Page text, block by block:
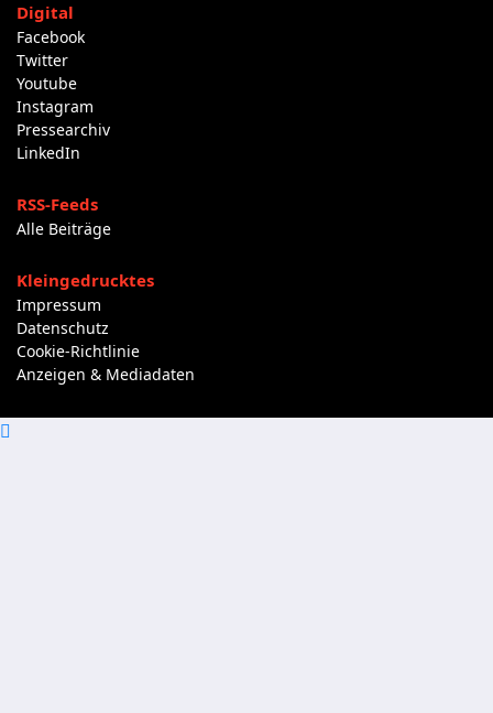
Digital
Facebook
Twitter
Youtube
Instagram
Pressearchiv
LinkedIn
RSS-Feeds
Alle Beiträge
Kleingedrucktes
Impressum
Datenschutz
Cookie-Richtlinie
Anzeigen & Mediadaten